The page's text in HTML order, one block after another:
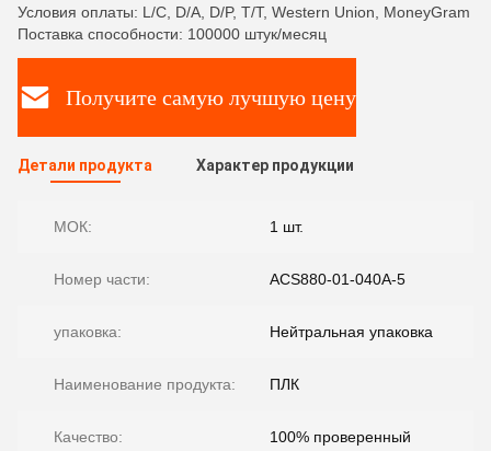
Условия оплаты: L/C, D/A, D/P, T/T, Western Union, MoneyGram
Поставка способности: 100000 штук/месяц
Получите самую лучшую цену
Детали продукта Характер продукции
МОК: 1 шт.
Номер части: ACS880-01-040A-5
упаковка: Нейтральная упаковка
Наименование продукта: ПЛК
Качество: 100% проверенный